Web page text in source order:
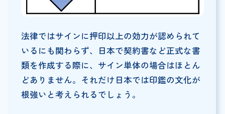
法律ではサインに押印以上の効力が認められて
いるにも関わらず、日本で契約書など正式な書
類を作成する際に、サイン単体の場合はほとん
どありません。それだけ日本では印鑑の文化が
根強いと考えられるでしょう。